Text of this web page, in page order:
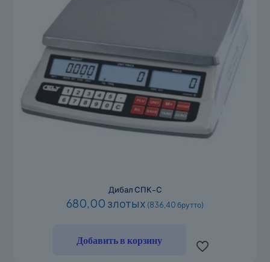
Дибал СПК-С
680,00 злотых (836,40 брутто)
Добавить в корзину